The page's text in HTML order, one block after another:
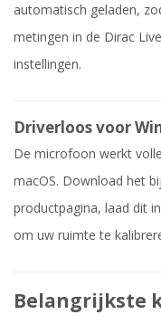
automatisch geladen,
metingen in de Dirac
instellingen.
Driverloos voor
De microfoon werkt
macOS. Download het
productpagina, laad dit
om uw ruimte te
Belangrijkste